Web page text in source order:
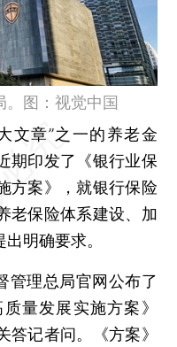
。图：视觉中国
文章”之一的养老金
期印发了《银行业保
方案》，就银行保险
老保险体系建设、加
明确要求。
理总局官网公布了
量发展实施方案》
答记者问。《方案》